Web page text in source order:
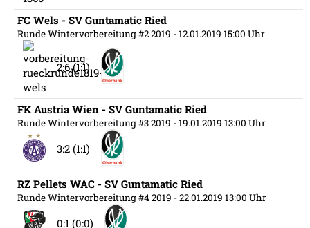
FC Wels - SV Guntamatic Ried
Runde Wintervorbereitung #2 2019 - 12.01.2019 15:00 Uhr
2:6 (1:1)
FK Austria Wien - SV Guntamatic Ried
Runde Wintervorbereitung #3 2019 - 19.01.2019 13:00 Uhr
3:2 (1:1)
RZ Pellets WAC - SV Guntamatic Ried
Runde Wintervorbereitung #4 2019 - 22.01.2019 13:00 Uhr
0:1 (0:0)